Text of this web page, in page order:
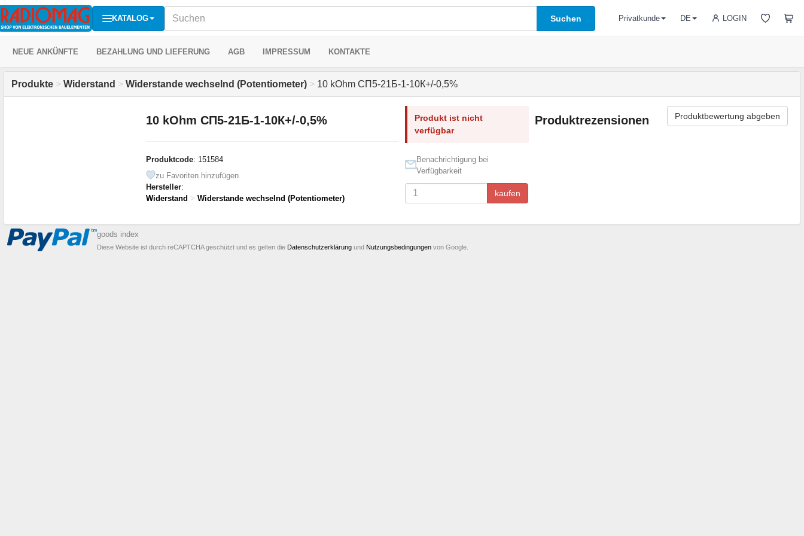
KATALOG Suchen LOGIN
Privatkunde DE
NEUE ANKÜNFTE BEZAHLUNG UND LIEFERUNG AGB IMPRESSUM KONTAKTE
Produkte > Widerstand > Widerstande wechselnd (Potentiometer) > 10 kOhm СП5-21Б-1-10К+/-0,5%
10 kOhm СП5-21Б-1-10К+/-0,5%
Produktcode: 151584
zu Favoriten hinzufügen
Hersteller:
Widerstand > Widerstande wechselnd (Potentiometer)
Produkt ist nicht
verfügbar
Benachrichtigung bei
Verfügbarkeit
kaufen
Produktrezensionen Produktbewertung abgeben
goods index
Diese Website ist durch reCAPTCHA geschützt und es gelten die Datenschutzerklärung und Nutzungsbedingungen von Google.